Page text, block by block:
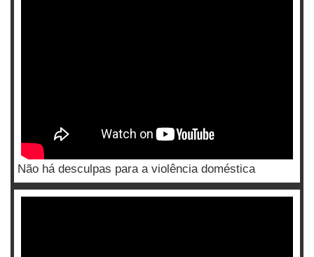
Não há desculpas para a violência doméstica